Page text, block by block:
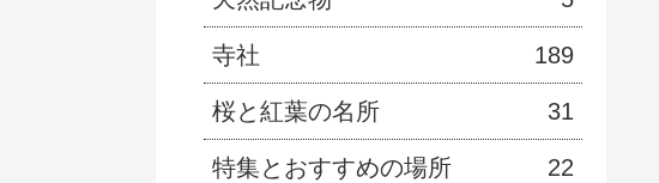
寺社 189
桜と紅葉の名所 31
特集とおすすめの場所 22